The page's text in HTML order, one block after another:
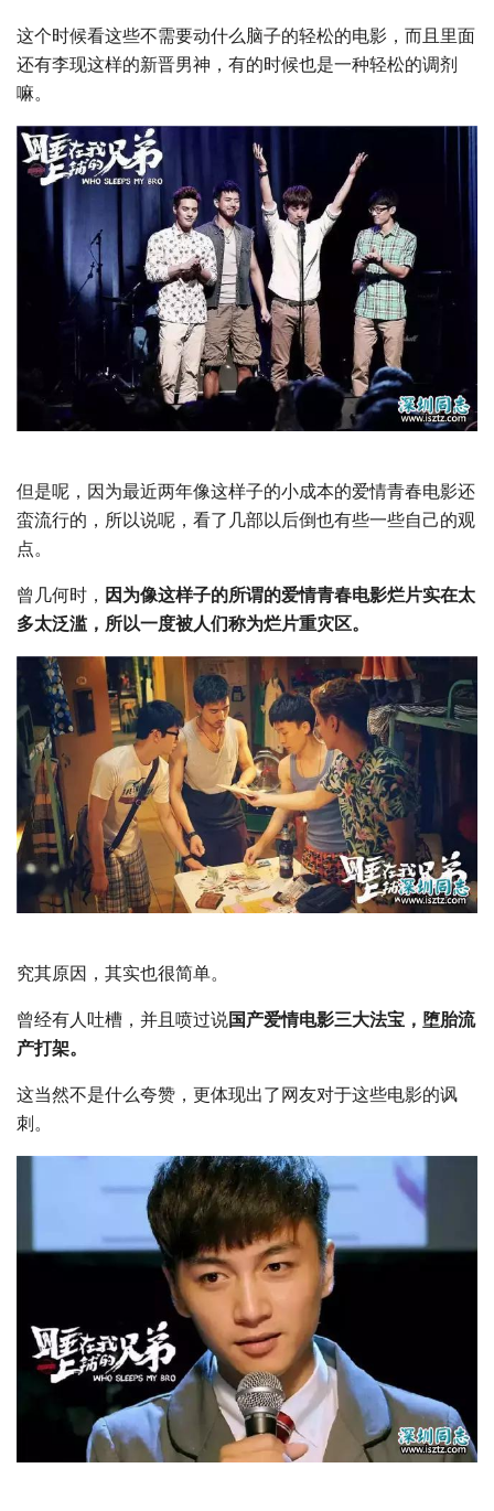
这个时候看这些不需要动什么脑子的轻松的电影，而且里面
还有李现这样的新晋男神，有的时候也是一种轻松的调剂
嘛。
但是呢，因为最近两年像这样子的小成本的爱情青春电影还
蛮流行的，所以说呢，看了几部以后倒也有些一些自己的观
点。
曾几何时， 因为像这样子的所谓的爱情青春电影烂片实在太
多太泛滥，所以一度被人们称为烂片重灾区。
究其原因，其实也很简单。
曾经有人吐槽，并且喷过说国产爱情电影三大法宝，堕胎流
产打架。
这当然不是什么夸赞，更体现出了网友对于这些电影的讽
刺。